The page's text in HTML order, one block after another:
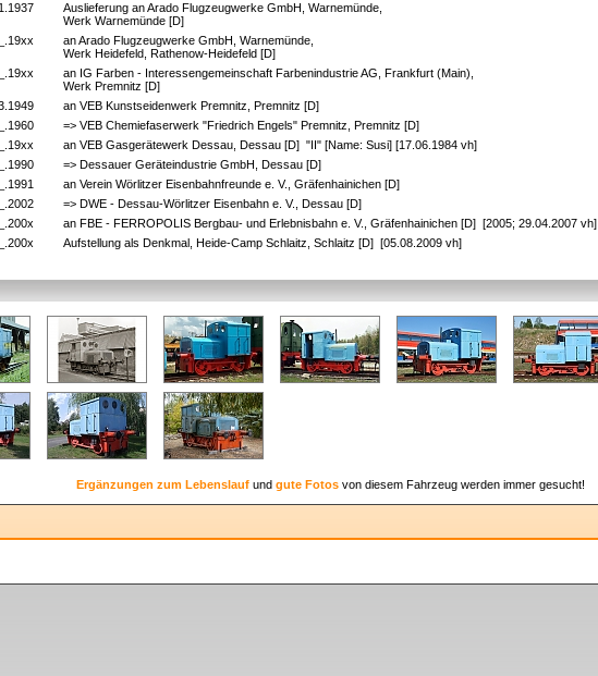
Auslieferung an Arado Flugzeugwerke GmbH, Warnemünde,
Werk Warnemünde [D]
an Arado Flugzeugwerke GmbH, Warnemünde,
Werk Heidefeld, Rathenow-Heidefeld [D]
an IG Farben - Interessengemeinschaft Farbenindustrie AG, Frankfurt (Main),
Werk Premnitz [D]
an VEB Kunstseidenwerk Premnitz, Premnitz [D]
=> VEB Chemiefaserwerk "Friedrich Engels" Premnitz, Premnitz [D]
an VEB Gasgerätewerk Dessau, Dessau [D] "II" [Name: Susi] [17.06.1984 vh]
=> Dessauer Geräteindustrie GmbH, Dessau [D]
an Verein Wörlitzer Eisenbahnfreunde e. V., Gräfenhainichen [D]
=> DWE - Dessau-Wörlitzer Eisenbahn e. V., Dessau [D]
an FBE - FERROPOLIS Bergbau- und Erlebnisbahn e. V., Gräfenhainichen [D] [2005; 29.04.2007 vh]
Aufstellung als Denkmal, Heide-Camp Schlaitz, Schlaitz [D] [05.08.2009 vh]
Ergänzungen zum Lebenslaufund gute Fotosvon diesem Fahrzeug werden immer gesucht!